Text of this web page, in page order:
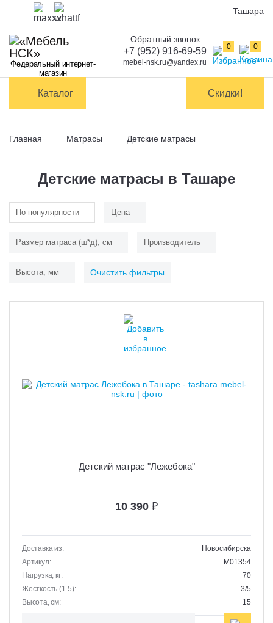
Оплата
Доставка и
самовывоз
Сборка
Контакты
Ташара
Федеральный интернет-
магазин
0 0
Обратный звонок
+7 (952) 916-69-59
mebel-nsk.ru@yandex.ru
Каталог Скидки!
Главная Матрасы Детские матрасы
Детские матрасы в Ташаре
По популярности Цена
Размер матраса (ш*д), см Производитель
Высота, мм Очистить фильтры
Детский матрас "Лежебока"
10 390 ₽
Доставка из:
Новосибирска
Артикул:
M01354
Нагрузка, кг:
70
Жесткость (1-5):
3/5
Высота, см:
15